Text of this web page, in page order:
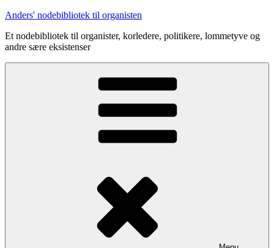
Videre
indhold
Anders' nodebibliotek til organisten
Et nodebibliotek til organister, korledere, politikere, lommetyve og
andre sære eksistenser